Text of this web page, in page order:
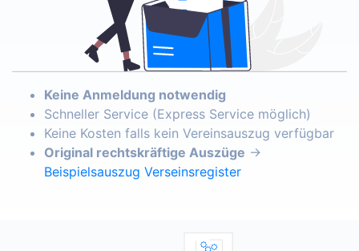
Keine Anmeldung notwendig
Schneller Service (Express Service möglich)
Keine Kosten falls kein Vereinsauszug verfügbar
Original rechtskräftige Auszüge →
Beispielsauszug Verseinsregister